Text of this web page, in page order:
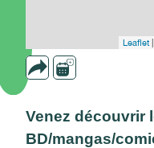
Leaflet|
Venez découvrir
BD/mangas/